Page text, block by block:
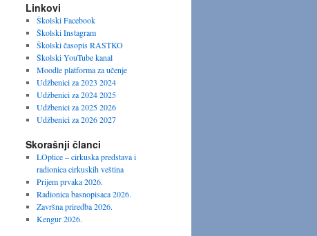
Linkovi
Školski Facebook
Školski Instagram
Školski časopis RASTKO
Školski YouTube kanal
Moodle platforma za učenje
Udžbenici za 2023 2024
Udžbenici za 2024 2025
Udžbenici za 2025 2026
Udžbenici za 2026 2027
Skorašnji članci
LOptice – cirkuska predstava i
radionica cirkuskih veština
Prijem prvaka 2026.
Radionica basnopisaca 2026.
Završna priredba 2026.
Kengur 2026.